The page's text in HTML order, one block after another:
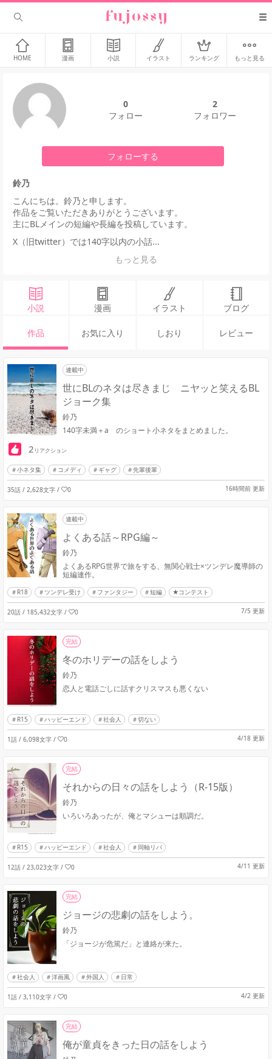
HOME 漫画 小説 イラスト ランキング もっと見る
0
フォロー
2
フォロワー
フォローする
鈴乃
こんにちは。鈴乃と申します。
作品をご覧いただきありがとうございます。
主にBLメインの短編や長編を投稿しています。
X（旧twitter）では140字以内の小話...
もっと見る
小説 漫画 イラスト ブログ
作品 お気に入り しおり レビュー
連載中
世にBLのネタは尽きまじ ニヤッと笑えるBL
ジョーク集
鈴乃
140字未満＋a のショート小ネタをまとめました。
2 リアクション
小ネタ集 コメディ ギャグ 先輩後輩
35話 / 2,628文字 / 0 16時間前 更新
連載中
よくある話～RPG編～
鈴乃
よくあるRPG世界で旅をする、無関心戦士×ツンデレ魔導師の
短編連作。
R18 ツンデレ受け ファンタジー 短編 ★コンテスト
20話 / 185,432文字 / 0 7/5 更新
完結
冬のホリデーの話をしよう
鈴乃
恋人と電話ごしに話すクリスマスも悪くない
R15 ハッピーエンド 社会人 切ない
1話 / 6,098文字 / 0 4/18 更新
完結
それからの日々の話をしよう（R-15版）
鈴乃
いろいろあったが、俺とマシューは順調だ。
R15 ハッピーエンド 社会人 同軸リバ
12話 / 23,023文字 / 0 4/11 更新
完結
ジョージの悲劇の話をしよう。
鈴乃
「ジョージが危篤だ」と連絡が来た。
社会人 洋画風 外国人 日常
1話 / 3,110文字 / 0 4/2 更新
完結
俺が童貞をきった日の話をしよう